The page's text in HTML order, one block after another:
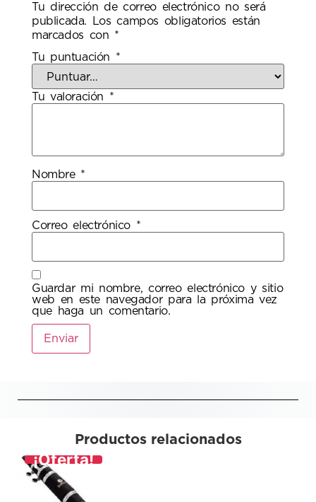
Tu dirección de correo electrónico no será
publicada.
Los campos obligatorios están
marcados con *
Tu puntuación *
Tu valoración *
Nombre *
Correo electrónico *
Guardar mi nombre, correo electrónico y sitio
web en este navegador para la próxima vez
que haga un comentario.
Productos relacionados
¡Oferta!